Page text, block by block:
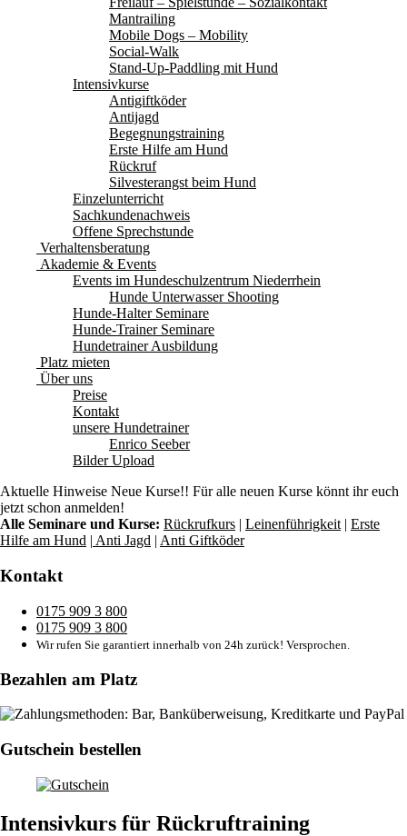
Mantrailing
Mobile Dogs – Mobility
Social-Walk
Stand-Up-Paddling mit Hund
Intensivkurse
Antigiftköder
Antijagd
Begegnungstraining
Erste Hilfe am Hund
Rückruf
Silvesterangst beim Hund
Einzelunterricht
Sachkundenachweis
Offene Sprechstunde
Verhaltensberatung
Akademie & Events
Events im Hundeschulzentrum Niederrhein
Hunde Unterwasser Shooting
Hunde-Halter Seminare
Hunde-Trainer Seminare
Hundetrainer Ausbildung
Platz mieten
Über uns
Preise
Kontakt
unsere Hundetrainer
Enrico Seeber
Bilder Upload
Aktuelle Hinweise Neue Kurse!! Für alle neuen Kurse könnt ihr euch
jetzt schon anmelden!
Alle Seminare und Kurse: Rückrufkurs | Leinenführigkeit | Erste
Hilfe am Hund | Anti Jagd | Anti Giftköder
Kontakt
0175 909 3 800
0175 909 3 800
Wir rufen Sie garantiert innerhalb von 24h zurück! Versprochen.
Bezahlen am Platz
Gutschein bestellen
Intensivkurs für Rückruftraining